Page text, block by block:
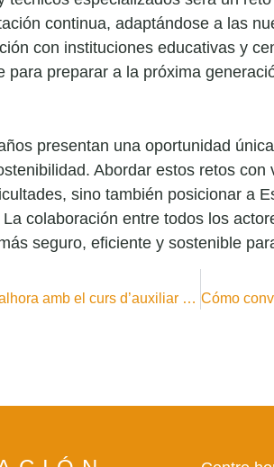
continua, adaptándose a las
con instituciones educativas y
para preparar a la próxima
presentan una oportunidad
Abordar estos retos
sino también posicionar a
colaboración entre todos los
seguro, eficiente y sostenible
Treballa i viatge alhora amb el curs d’auxiliar de vol a Barcelona